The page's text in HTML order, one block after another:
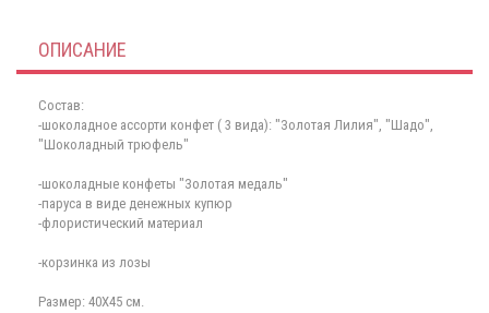
ОПИСАНИЕ
Состав:
-шоколадное ассорти конфет ( 3 вида): "Золотая Лилия", "Шадо",
"Шоколадный трюфель"
-шоколадные конфеты "Золотая медаль"
-паруса в виде денежных купюр
-флористический материал
-корзинка из лозы
Размер: 40Х45 см.